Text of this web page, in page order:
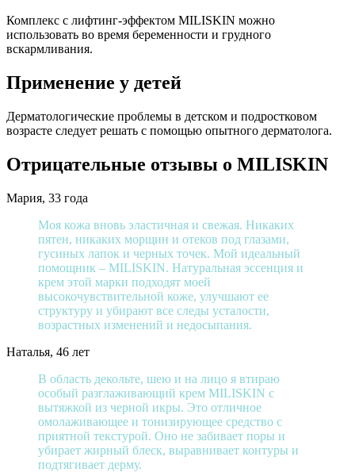
Комплекс с лифтинг-эффектом MILISKIN можно
использовать во время беременности и грудного
вскармливания.
Применение у детей
Дерматологические проблемы в детском и подростковом
возрасте следует решать с помощью опытного дерматолога.
Отрицательные отзывы о MILISKIN
Мария, 33 года
Моя кожа вновь эластичная и свежая. Никаких
пятен, никаких морщин и отеков под глазами,
гусиных лапок и черных точек. Мой идеальный
помощник – MILISKIN. Натуральная эссенция и
крем этой марки подходят моей
высокочувствительной коже, улучшают ее
структуру и убирают все следы усталости,
возрастных изменений и недосыпания.
Наталья, 46 лет
В область декольте, шею и на лицо я втираю
особый разглаживающий крем MILISKIN с
вытяжкой из черной икры. Это отличное
омолаживающее и тонизирующее средство с
приятной текстурой. Оно не забивает поры и
убирает жирный блеск, выравнивает контуры и
подтягивает дерму.